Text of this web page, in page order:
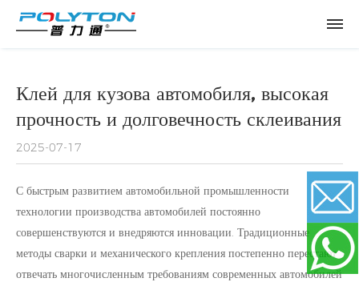
Клей для кузова автомобиля, высокая
прочность и долговечность склеивания
2025-07-17
С быстрым развитием автомобильной промышленности
технологии производства автомобилей постоянно
совершенствуются и внедряются инновации. Традиционные
методы сварки и механического крепления постепенно перестают
отвечать многочисленным требованиям современных автомобилей
Email